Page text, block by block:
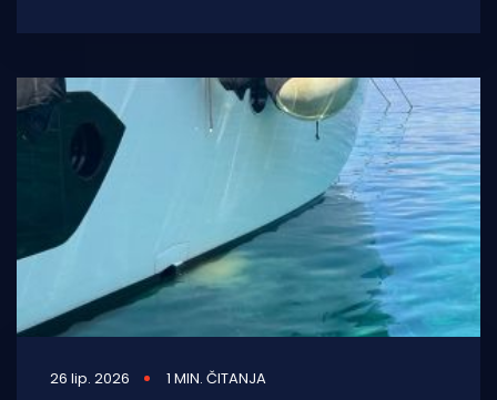
26 lip. 2026 1 MIN. ČITANJA